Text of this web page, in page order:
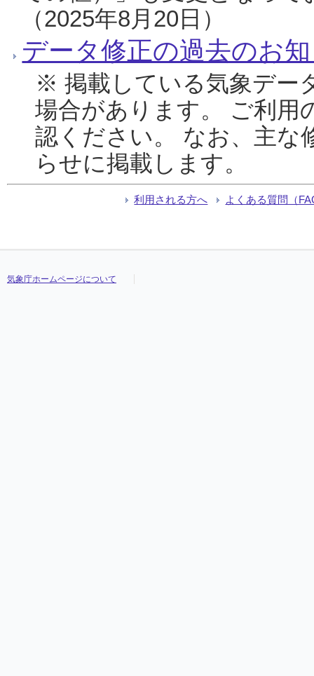
（2025年8月20日）
データ修正の過去のお
※ 掲載している気象デー
場合があります。 ご利用
認ください。 なお、主な
らせに掲載します。
利用される方へ よくある質問（
気象庁ホームページについて